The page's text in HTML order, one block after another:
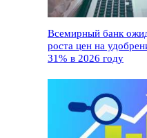
Всемирный банк
роста цен на
31% в 2026 году